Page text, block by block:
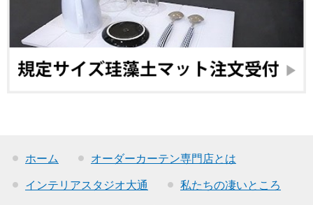
ホーム オーダーカーテン専門店とは
インテリアスタジオ大通 私たちの凄いところ